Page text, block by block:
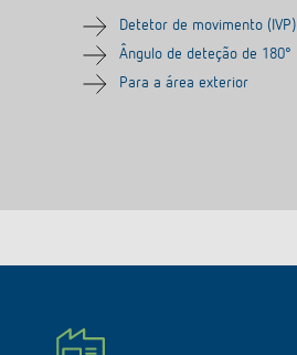
Detetor de movimento (IVP)
Ângulo de deteção de 180°
Para a área exterior